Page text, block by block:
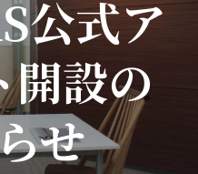
公式ア
開設の
せ